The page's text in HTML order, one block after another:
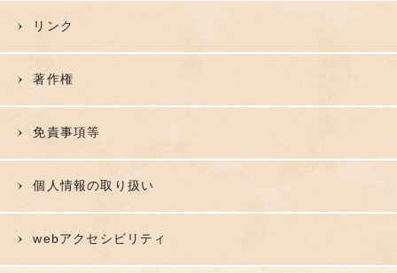
リンク
著作権
免責事項等
個人情報の取り扱い
webアクセシビリティ